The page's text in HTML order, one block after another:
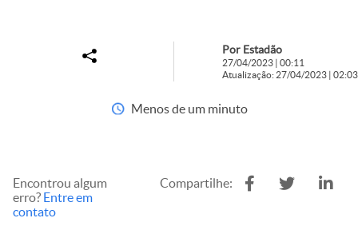
Por Estadão
27/04/2023 | 00:11
Atualização: 27/04/2023 | 02:03
Menos de um minuto
Encontrou algum
erro? Entre em
contato
Compartilhe: